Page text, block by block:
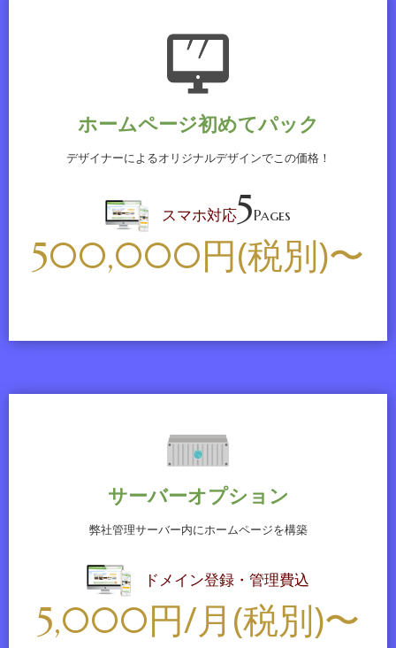
自社のホームページの問い合わせメールや運営しているEC
サイトのメールが迷惑メールフォルダに振り分けられて困
っていませんか？送信メールの設定に問題がある場合、お
客様宛にメールが届かないというケースがございます。早
ホームページへのアクセスの80%以上がスマホなどのモバ
イル端末です。スマホのデザインに対応するだけでなく、
ページの表示速度を改善することでSEOに大きな影響を及
ぼします。SEO対策のお悩みがありましたらぜひご相談く
2024.08.08
間中は緊急の場合のみの対応となりますので予めご了承く
ご利用のサイトのログインセキュリティに問題はありませ
んか？桁数の短いパスワードを利用したり、他のサイトと
の同じパスワードの使いまわし、2段階認証の設定を指定
会社のパソコンの入れ替えは順調にお済みでしょうか。
ホームページ初めてパック
デザイナーによるオリジナルデザインでこの価格！
スマホ対応5Pages
500,000円(税別)〜
サーバーオプション
弊社管理サーバー内にホームページを構築
ドメイン登録・管理費込
5,000円/月(税別)〜